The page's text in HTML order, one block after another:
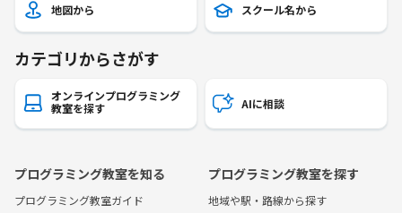
地図から スクール名から
カテゴリからさがす
オンラインプログラミング
教室を探す
AIに相談
プログラミング教室を知る
プログラミング教室ガイド
プログラミング教室を探す
地域や駅・路線から探す